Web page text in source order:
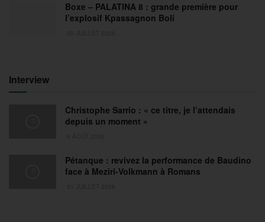
Boxe – PALATINA 8 : grande première pour
l’explosif Kpassagnon Boli
Interview
Christophe Sarrio : « ce titre, je l’attendais
depuis un moment »
Pétanque : revivez la performance de Baudino
face à Meziri-Volkmann à Romans